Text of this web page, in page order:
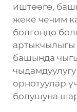
иштөөгө,
жеке чечим
болгондо
артыкчылыгы
башында
орнотуулар
болушуна